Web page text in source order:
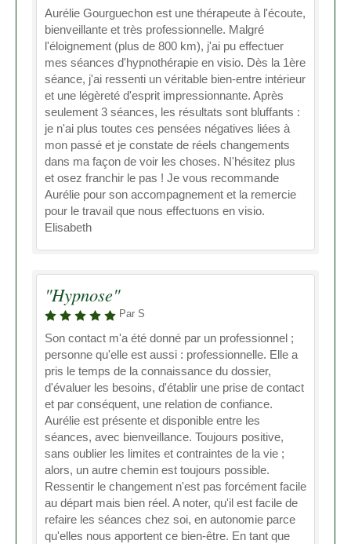
Aurélie Gourguechon est une thérapeute à l'écoute,
bienveillante et très professionnelle. Malgré
l'éloignement (plus de 800 km), j'ai pu effectuer
mes séances d'hypnothérapie en visio. Dès la 1ère
séance, j'ai ressenti un véritable bien-entre intérieur
et une légèreté d'esprit impressionnante. Après
seulement 3 séances, les résultats sont bluffants :
je n'ai plus toutes ces pensées négatives liées à
mon passé et je constate de réels changements
dans ma façon de voir les choses. N'hésitez plus
et osez franchir le pas ! Je vous recommande
Aurélie pour son accompagnement et la remercie
pour le travail que nous effectuons en visio.
Elisabeth
"Hypnose"
Par S
Son contact m'a été donné par un professionnel ;
personne qu'elle est aussi : professionnelle. Elle a
pris le temps de la connaissance du dossier,
d'évaluer les besoins, d'établir une prise de contact
et par conséquent, une relation de confiance.
Aurélie est présente et disponible entre les
séances, avec bienveillance. Toujours positive,
sans oublier les limites et contraintes de la vie ;
alors, un autre chemin est toujours possible.
Ressentir le changement n'est pas forcément facile
au départ mais bien réel. A noter, qu'il est facile de
refaire les séances chez soi, en autonomie parce
qu'elles nous apportent ce bien-être. En tant que